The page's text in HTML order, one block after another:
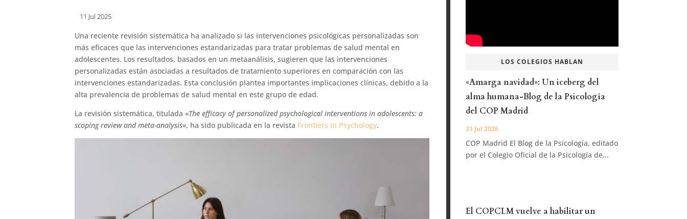
11 Jul 2025
Una reciente revisión sistemática ha analizado si las intervenciones psicológicas personalizadas son
más eficaces que las intervenciones estandarizadas para tratar problemas de salud mental en
adolescentes. Los resultados, basados en un metaanálisis, sugieren que las intervenciones
personalizadas están asociadas a resultados de tratamiento superiores en comparación con las
intervenciones estandarizadas. Esta conclusión plantea importantes implicaciones clínicas, debido a la
alta prevalencia de problemas de salud mental en este grupo de edad.
La revisión sistemática, titulada «The efficacy of personalized psychological interventions in adolescents: a
scoping review and meta-analysis«, ha sido publicada en la revista Frontiers in Psychology.
LOS COLEGIOS HABLAN
«Amarga navidad»: Un iceberg del
alma humana-Blog de la Psicología
del COP Madrid
31 Jul 2026
COP Madrid El Blog de la Psicología, editado
por el Colegio Oficial de la Psicología de...
El COPCLM vuelve a habilitar un